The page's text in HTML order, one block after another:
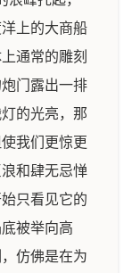
上的大商船
通常的雕刻
门露出一排
的光亮，那
我们更惊更
和肆无忌惮
只看见它的
被举向高
仿佛是在为